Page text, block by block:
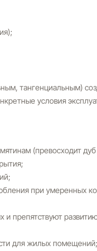
тангенциальным)
условия
(превосходит
при умеренных
препятствуют
для жилых помещений;